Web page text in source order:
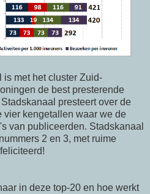
met het cluster Zuid-
de best presterende
presteert over de
vier kengetallen waar we de
van publiceerden. Stadskanaal
2 en 3, met ruime
in deze top-20 en hoe werkt